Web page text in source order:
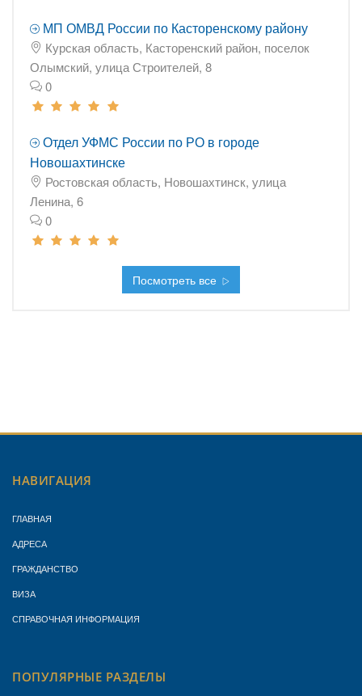
МП ОМВД России по Касторенскому району
Курская область, Касторенский район, поселок
Олымский, улица Строителей, 8
0
Отдел УФМС России по РО в городе
Новошахтинске
Ростовская область, Новошахтинск, улица
Ленина, 6
0
Посмотреть все
НАВИГАЦИЯ
ГЛАВНАЯ
АДРЕСА
ГРАЖДАНСТВО
ВИЗА
СПРАВОЧНАЯ ИНФОРМАЦИЯ
ПОПУЛЯРНЫЕ РАЗДЕЛЫ